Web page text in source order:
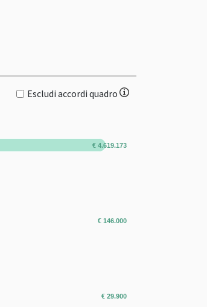
Escludi accordi quadro
€ 146.000
€ 4.619.173
€ 29.900